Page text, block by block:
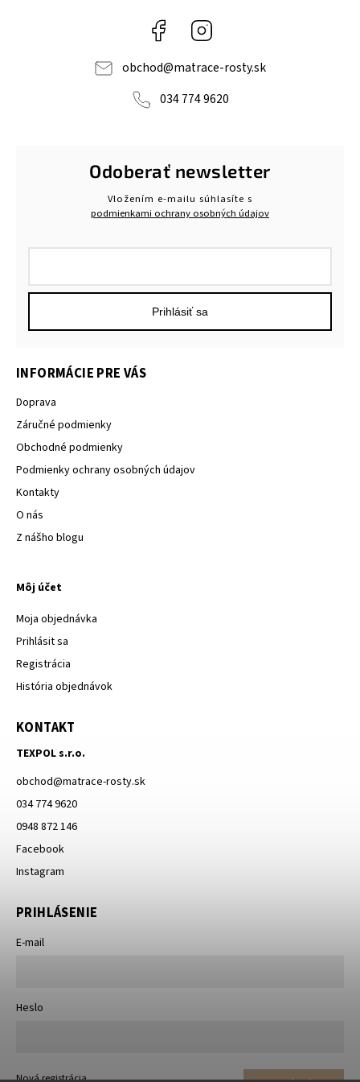
Facebook
obchod@matrace-rosty.sk
034 774 9620
Odoberať newsletter
Vložením e-mailu súhlasíte s
podmienkami ochrany osobných údajov
Prihlásiť sa
INFORMÁCIE PRE VÁS
Doprava
Záručné podmienky
Obchodné podmienky
Podmienky ochrany osobných údajov
Kontakty
O nás
Z nášho blogu
Môj účet
Moja objednávka
Prihlásit sa
Registrácia
História objednávok
KONTAKT
TEXPOL s.r.o.
obchod@matrace-rosty.sk
034 774 9620
0948 872 146
Facebook
Instagram
PRIHLÁSENIE
E-mail
Heslo
Nová registrácia